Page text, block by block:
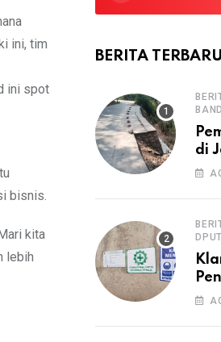
ini, tim
ini spot
bisnis.
kita
lebih
BERITA TERBARU
di